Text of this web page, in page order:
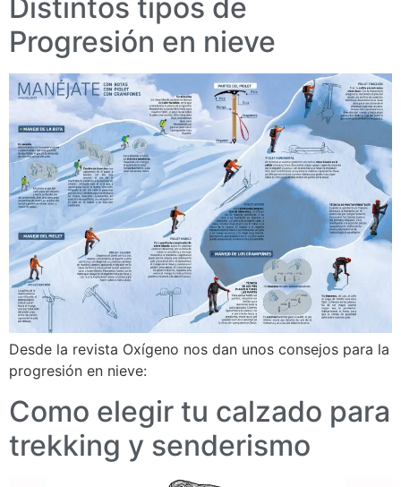
Distintos tipos de
Progresión en nieve
Desde la revista Oxígeno nos dan unos consejos para la
progresión en nieve:
Como elegir tu calzado para
trekking y senderismo